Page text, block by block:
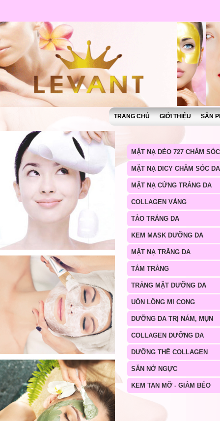
TRANG CHỦ GIỚI THIỆU SẢN
MẶT NẠ DẺO 727 CHĂM
MẶT NẠ DICY CHĂM SÓC DA
MẶT NẠ CỨNG TRẮNG DA
COLLAGEN VÀNG
TẢO TRẮNG DA
KEM MASK DƯỠNG DA
MẶT NẠ TRẮNG DA
TẮM TRẮNG
TRẮNG MẶT DƯỠNG DA
UỐN LÔNG MI CONG
DƯỠNG DA TRỊ NÁM, MỤN
COLLAGEN DƯỠNG DA
DƯỠNG THỂ COLLAGEN
SĂN NỞ NGỰC
KEM TAN MỠ - GIẢM BÉO